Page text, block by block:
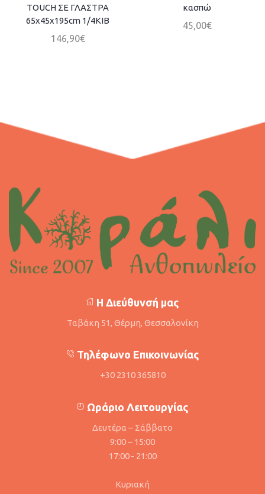
TOUCH ΣΕ ΓΛΑΣΤΡΑ
65x45x195cm 1/4KIB
146,90€
κασπώ
45,00€
Η Διεύθυνσή μας
Ταβάκη 51, Θέρμη, Θεσσαλονίκη
Τηλέφωνο Επικοινωνίας
+30 2310 365810
Ωράριο Λειτουργίας
Δευτέρα – Σάββατο
9:00 – 15:00
17:00 - 21:00
Κυριακή